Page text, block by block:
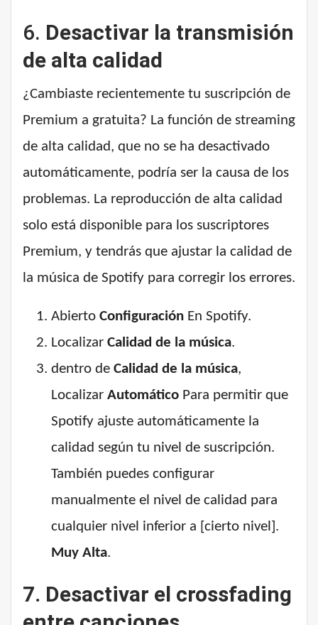
6. Desactivar la transmisión
de alta calidad
¿Cambiaste recientemente tu suscripción de
Premium a gratuita? La función de streaming
de alta calidad, que no se ha desactivado
automáticamente, podría ser la causa de los
problemas. La reproducción de alta calidad
solo está disponible para los suscriptores
Premium, y tendrás que ajustar la calidad de
la música de Spotify para corregir los errores.
Abierto Configuración En Spotify.
Localizar Calidad de la música.
dentro de Calidad de la música,
Localizar Automático Para permitir que
Spotify ajuste automáticamente la
calidad según tu nivel de suscripción.
También puedes configurar
manualmente el nivel de calidad para
cualquier nivel inferior a [cierto nivel].
Muy Alta.
7. Desactivar el crossfading